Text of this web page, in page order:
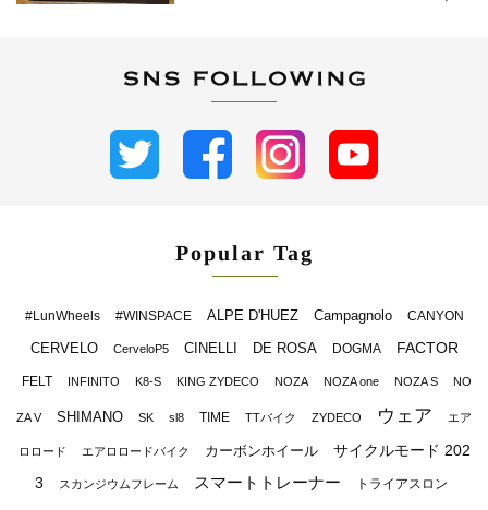
Popular Tag
#LunWheels #WINSPACE ALPE D'HUEZ Campagnolo CANYON
CERVELO CerveloP5 CINELLI DE ROSA DOGMA FACTOR
FELT INFINITO K8-S KING ZYDECO NOZA NOZA one NOZA S NO
ZA V SHIMANO SK sl8 TIME TTバイク ZYDECO ウェア エア
ロロード エアロロードバイク カーボンホイール
サイクルモード 202
3
スカンジウムフレーム スマートトレーナー トライアスロン